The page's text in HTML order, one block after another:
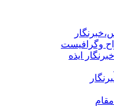
وگرافیست
ایذه